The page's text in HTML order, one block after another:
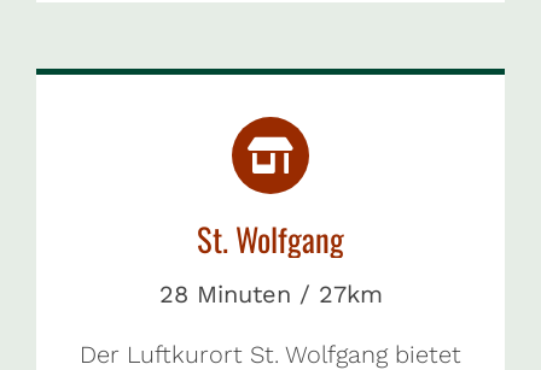
St. Wolfgang
28 Minuten / 27km
Der Luftkurort St. Wolfgang bietet